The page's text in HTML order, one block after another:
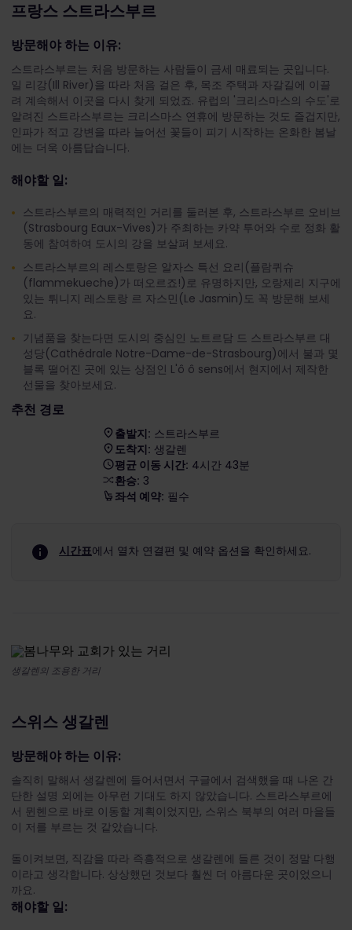
프랑스 스트라스부르
방문해야 하는 이유:
스트라스부르는 처음 방문하는 사람들이 금세 매료되는 곳입니다.
일 리강(Ill River)을 따라 처음 걸은 후, 목조 주택과 자갈길에 이끌
려 계속해서 이곳을 다시 찾게 되었죠. 유럽의 '크리스마스의 수도'로
알려진 스트라스부르는 크리스마스 연휴에 방문하는 것도 즐겁지만,
인파가 적고 강변을 따라 늘어선 꽃들이 피기 시작하는 온화한 봄날
에는 더욱 아름답습니다.
해야할 일:
스트라스부르의 매력적인 거리를 둘러본 후, 스트라스부르 오비브
(Strasbourg Eaux-Vives)가 주최하는 카약 투어와 수로 정화 활
동에 참여하여 도시의 강을 보살펴 보세요.
스트라스부르의 레스토랑은 알자스 특선 요리(플람퀴슈
(flammekueche)가 떠오르죠!)로 유명하지만, 오랑제리 지구에
있는 튀니지 레스토랑 르 자스민(Le Jasmin)도 꼭 방문해 보세
요.
기념품을 찾는다면 도시의 중심인 노트르담 드 스트라스부르 대
성당(Cathédrale Notre-Dame-de-Strasbourg)에서 불과 몇
블록 떨어진 곳에 있는 상점인 L'ô ô sens에서 현지에서 제작한
선물을 찾아보세요.
추천 경로
출발지: 스트라스부르
도착지: 생갈렌
평균 이동 시간: 4시간 43분
환승: 3
좌석 예약: 필수
시간표에서 열차 연결편 및 예약 옵션을 확인하세요.
생갈렌의 조용한 거리
스위스 생갈렌
방문해야 하는 이유:
솔직히 말해서 생갈렌에 들어서면서 구글에서 검색했을 때 나온 간
단한 설명 외에는 아무런 기대도 하지 않았습니다. 스트라스부르에
서 뮌헨으로 바로 이동할 계획이었지만, 스위스 북부의 여러 마을들
이 저를 부르는 것 같았습니다.
돌이켜보면, 직감을 따라 즉흥적으로 생갈렌에 들른 것이 정말 다행
이라고 생각합니다. 상상했던 것보다 훨씬 더 아름다운 곳이었으니
까요.
해야할 일: